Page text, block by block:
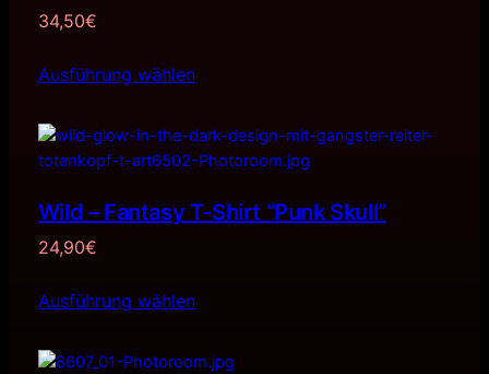
34,50€
Ausführung wählen
Wild – Fantasy T-Shirt “Punk Skull”
24,90€
Ausführung wählen